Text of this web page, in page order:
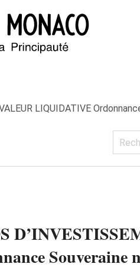
LIQUIDATIVE
Souveraine